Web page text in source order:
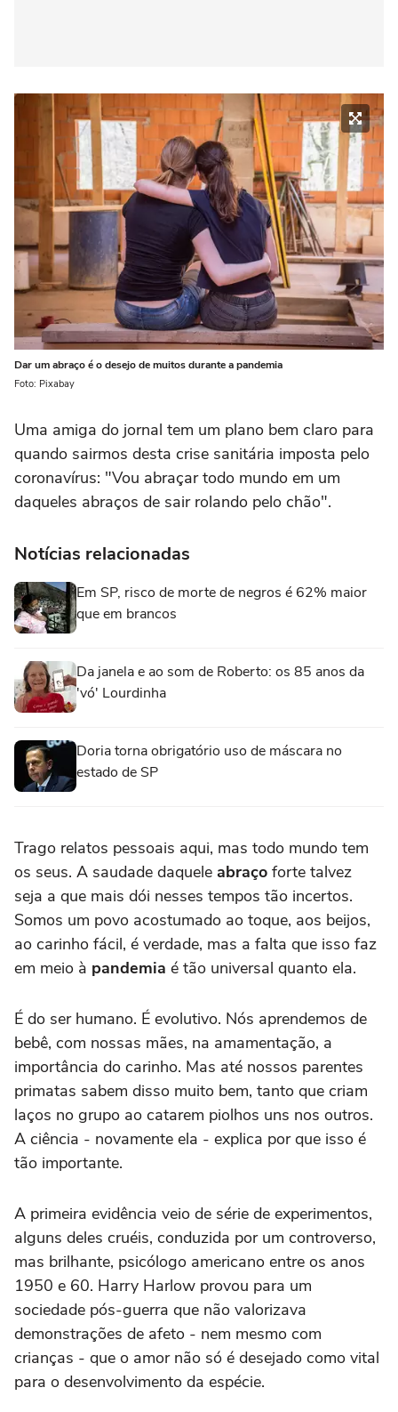
Dar um abraço é o desejo de muitos durante a pandemia
Foto: Pixabay
Uma amiga do jornal tem um plano bem claro para
quando sairmos desta crise sanitária imposta pelo
coronavírus: "Vou abraçar todo mundo em um
daqueles abraços de sair rolando pelo chão".
Notícias relacionadas
Em SP, risco de morte de negros é 62% maior
que em brancos
Da janela e ao som de Roberto: os 85 anos da
'vó' Lourdinha
Doria torna obrigatório uso de máscara no
estado de SP
Trago relatos pessoais aqui, mas todo mundo tem
os seus. A saudade daquele abraço forte talvez
seja a que mais dói nesses tempos tão incertos.
Somos um povo acostumado ao toque, aos beijos,
ao carinho fácil, é verdade, mas a falta que isso faz
em meio à pandemia é tão universal quanto ela.
É do ser humano. É evolutivo. Nós aprendemos de
bebê, com nossas mães, na amamentação, a
importância do carinho. Mas até nossos parentes
primatas sabem disso muito bem, tanto que criam
laços no grupo ao catarem piolhos uns nos outros.
A ciência - novamente ela - explica por que isso é
tão importante.
A primeira evidência veio de série de experimentos,
alguns deles cruéis, conduzida por um controverso,
mas brilhante, psicólogo americano entre os anos
1950 e 60. Harry Harlow provou para um
sociedade pós-guerra que não valorizava
demonstrações de afeto - nem mesmo com
crianças - que o amor não só é desejado como vital
para o desenvolvimento da espécie.